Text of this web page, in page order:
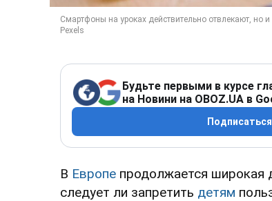
Будьте первыми в курсе
на Новини на OBOZ.UA в
Подписаться
В Европе продолжается широкая
следует ли запретить детям